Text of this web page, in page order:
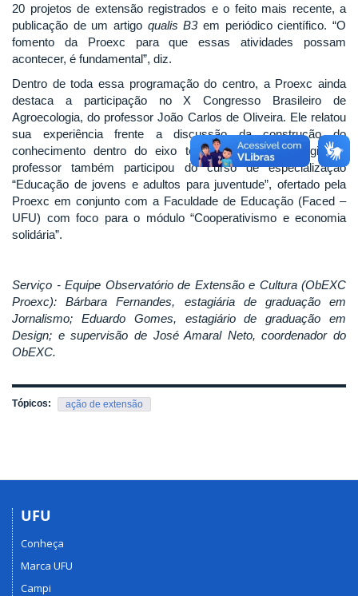
20 projetos de extensão registrados e o feito mais recente, a
publicação de um artigo qualis B3em periódico científico. “O
fomento da Proexc para que essas atividades possam
acontecer, é fundamental”, diz.
Dentro de toda essa programação do centro, a Proexc ainda
destaca a participação no X Congresso Brasileiro de
Agroecologia, do professor João Carlos de Oliveira. Ele relatou
sua experiência frente a discussão da construção do
conhecimento dentro do eixo temático da agroecologia. O
professor também participou do curso de especialização
“Educação de jovens e adultos para juventude”, ofertado pela
Proexc em conjunto com a Faculdade de Educação (Faced –
UFU) com foco para o módulo “Cooperativismo e economia
solidária”.
Serviço - Equipe Observatório de Extensão e Cultura (ObEXC
Proexc): Bárbara Fernandes, estagiária de graduação em
Jornalismo; Eduardo Gomes, estagiário de graduação em
Design; e supervisão de José Amaral Neto, coordenador do
ObEXC.
Tópicos: ação de extensão
UFU
Conheça
Marca UFU
Campi